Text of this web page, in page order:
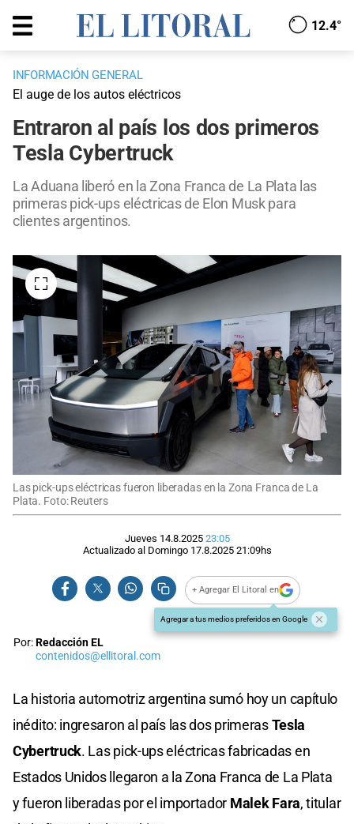
12.4°
INFORMACIÓN GENERAL
El auge de los autos eléctricos
Entraron al país los dos primeros
Tesla Cybertruck
La Aduana liberó en la Zona Franca de La Plata las
primeras pick-ups eléctricas de Elon Musk para
clientes argentinos.
Las pick-ups eléctricas fueron liberadas en la Zona Franca de La
Plata. Foto: Reuters
Jueves 14.8.2025 23:05
Actualizado al Domingo 17.8.2025 21:09hs
+ Agregar El Litoral en
Agregar a tus medios preferidos en Google
Por:Redacción EL
contenidos@ellitoral.com
La historia automotriz argentina sumó hoy un capítulo
inédito: ingresaron al país las dos primerasTesla
Cybertruck. Las pick-ups eléctricas fabricadas en
Estados Unidos llegaron a la Zona Franca de La Plata
y fueron liberadas por el importador Malek Fara, titular